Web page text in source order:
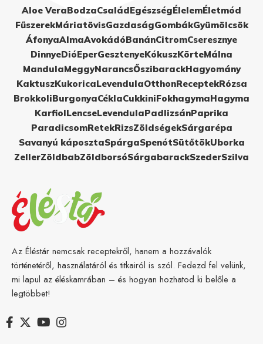
Aloe VeraBodzaCsaládEgészségÉlelemÉletmód
FűszerekMáriatövisGazdaságGombákGyümölcsök
ÁfonyaAlmaAvokádóBanánCitromCseresznye
DinnyeDióEperGesztenyeKókuszKörteMálna
MandulaMeggyNarancsŐszibarackHagyomány
KaktuszKukoricaLevendulaOtthonReceptekRózsa
BrokkoliBurgonyaCéklaCukkiniFokhagymaHagyma
KarfiolLencseLevendulaPadlizsánPaprika
ParadicsomRetekRizsZöldségekSárgarépa
Savanyú káposztaSpárgaSpenótSütőtökUborka
ZellerZöldbabZöldborsóSárgabarackSzederSzilva
Az Éléstár nemcsak receptekről, hanem a hozzávalók
történetéről, használatáról és titkairól is szól. Fedezd fel velünk,
mi lapul az éléskamrában – és hogyan hozhatod ki belőle a
legtöbbet!